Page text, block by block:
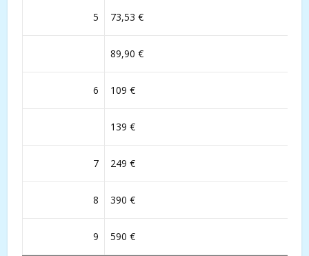
5 73,53 €
89,90 €
6 109 €
139 €
7 249 €
8 390 €
9 590 €